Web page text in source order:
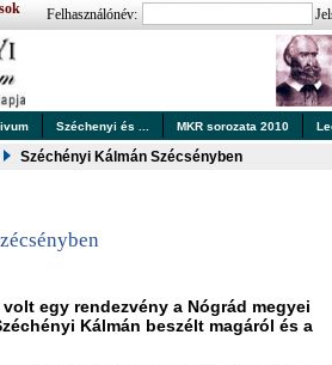
Felhasználónév:
Széchenyi és ... MKR sorozata 2010
Széchényi Kálmán Szécsényben
egy rendezvény a Nógrád megyei
Kálmán beszélt magáról és a